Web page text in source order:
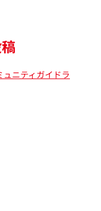
ュニティガイドラ